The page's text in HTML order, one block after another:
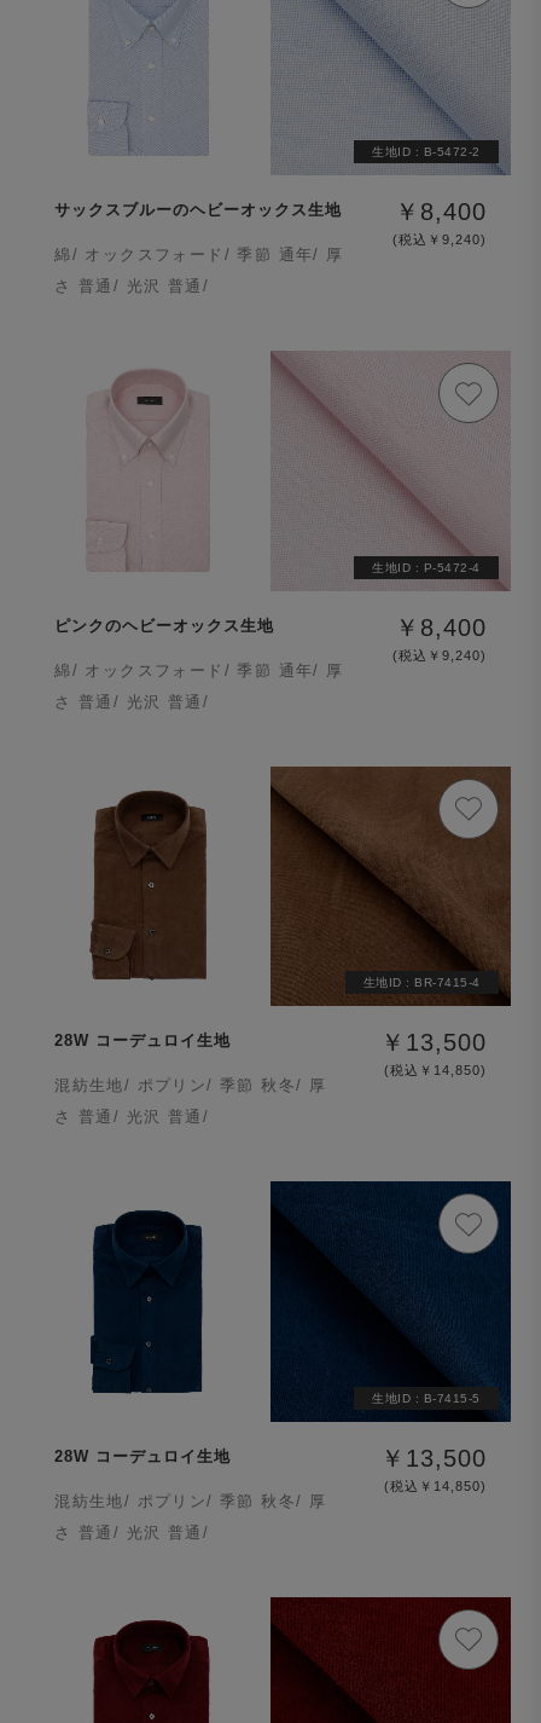
生地ID : B-5472-2
サックスブルーのヘビーオックス生地
綿/ オックスフォード/ 季節 通年/ 厚
さ 普通/ 光沢 普通/
￥8,400
(税込￥9,240)
生地ID : P-5472-4
ピンクのヘビーオックス生地
綿/ オックスフォード/ 季節 通年/ 厚
さ 普通/ 光沢 普通/
￥8,400
(税込￥9,240)
生地ID : BR-7415-4
28W コーデュロイ生地
混紡生地/ ポプリン/ 季節 秋冬/ 厚
さ 普通/ 光沢 普通/
￥13,500
(税込￥14,850)
生地ID : B-7415-5
28W コーデュロイ生地
混紡生地/ ポプリン/ 季節 秋冬/ 厚
さ 普通/ 光沢 普通/
￥13,500
(税込￥14,850)